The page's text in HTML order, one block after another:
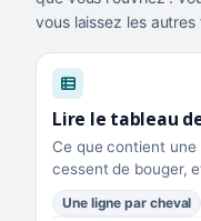
vous laissez les autres
Lire le tableau
Ce que contient une
cessent de bouger,
Une ligne par cheval